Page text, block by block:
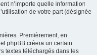
n’importe quelle information
de votre part (désignée
Premièrement, en
phpBB créera un certain
textes téléchargés dans les